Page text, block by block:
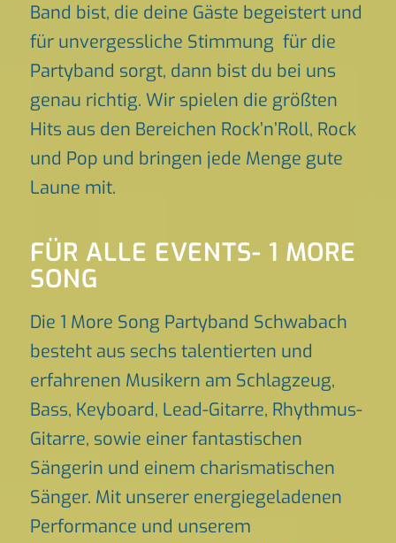
Band bist, die deine Gäste begeistert und
für unvergessliche Stimmung für die
Partyband sorgt, dann bist du bei uns
genau richtig. Wir spielen die größten
Hits aus den Bereichen Rock’n’Roll, Rock
und Pop und bringen jede Menge gute
Laune mit.
FÜR ALLE EVENTS- 1 MORE
SONG
Die 1 More Song Partyband Schwabach
besteht aus sechs talentierten und
erfahrenen Musikern am Schlagzeug,
Bass, Keyboard, Lead-Gitarre, Rhythmus-
Gitarre, sowie einer fantastischen
Sängerin und einem charismatischen
Sänger. Mit unserer energiegeladenen
Performance und unserem